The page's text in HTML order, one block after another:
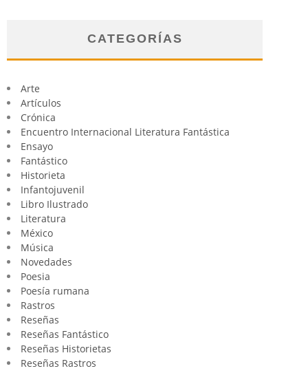
CATEGORÍAS
Arte
Artículos
Crónica
Encuentro Internacional Literatura Fantástica
Ensayo
Fantástico
Historieta
Infantojuvenil
Libro Ilustrado
Literatura
México
Música
Novedades
Poesia
Poesía rumana
Rastros
Reseñas
Reseñas Fantástico
Reseñas Historietas
Reseñas Rastros